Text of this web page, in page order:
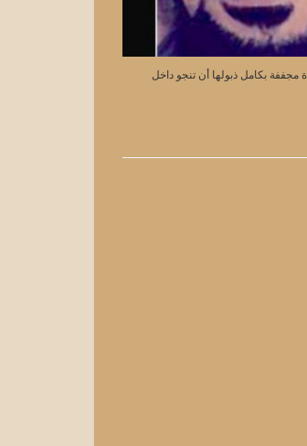
مجففة بكامل ذبولها أن تنجو داخل